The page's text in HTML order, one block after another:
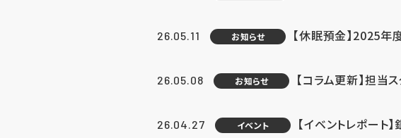
26.05.11 お知らせ 【休眠預金】2025
26.05.08 お知らせ 【コラム更新】担当
26.04.27 イベント 【イベントレポー